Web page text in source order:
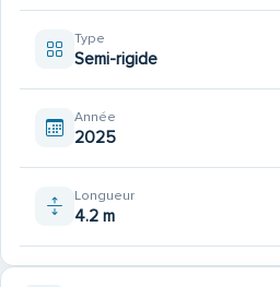
Type
Semi-rigide
Année
2025
Longueur
4.2 m